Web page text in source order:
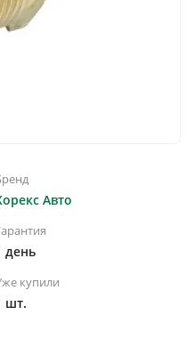
Авто
день
купили
шт.